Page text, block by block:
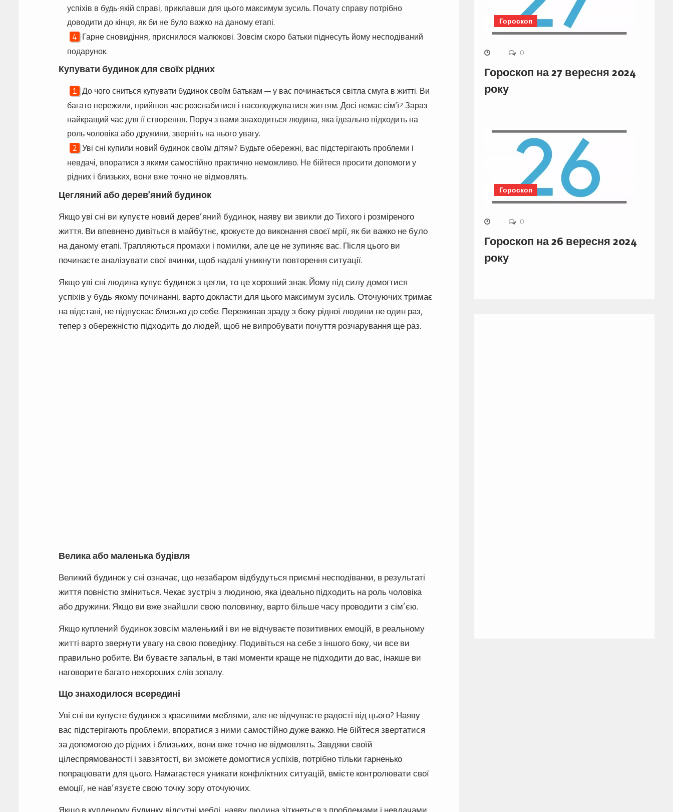
успіхів в будь-якій справі, приклавши для цього максимум зусиль. Почату справу потрібно
доводити до кінця, як би не було важко на даному етапі.
Гарне сновидіння, приснилося малюкові. Зовсім скоро батьки піднесуть йому несподіваний
подарунок.
Купувати будинок для своїх рідних
До чого сниться купувати будинок своїм батькам — у вас починається світла смуга в житті. Ви
багато пережили, прийшов час розслабитися і насолоджуватися життям. Досі немає сім’ї? Зараз
найкращий час для її створення. Поруч з вами знаходиться людина, яка ідеально підходить на
роль чоловіка або дружини, зверніть на нього увагу.
Уві сні купили новий будинок своїм дітям? Будьте обережні, вас підстерігають проблеми і
невдачі, впоратися з якими самостійно практично неможливо. Не бійтеся просити допомоги у
рідних і близьких, вони вже точно не відмовлять.
Цегляний або дерев’яний будинок
Якщо уві сні ви купуєте новий дерев’яний будинок, наяву ви звикли до Тихого і розміреного
життя. Ви впевнено дивіться в майбутнє, крокуєте до виконання своєї мрії, як би важко не було
на даному етапі. Трапляються промахи і помилки, але це не зупиняє вас. Після цього ви
починаєте аналізувати свої вчинки, щоб надалі уникнути повторення ситуації.
Якщо уві сні людина купує будинок з цегли, то це хороший знак. Йому під силу домогтися
успіхів у будь-якому починанні, варто докласти для цього максимум зусиль. Оточуючих тримає
на відстані, не підпускає близько до себе. Переживав зраду з боку рідної людини не один раз,
тепер з обережністю підходить до людей, щоб не випробувати почуття розчарування ще раз.
Велика або маленька будівля
Великий будинок у сні означає, що незабаром відбудуться приємні несподіванки, в результаті
життя повністю зміниться. Чекає зустріч з людиною, яка ідеально підходить на роль чоловіка
або дружини. Якщо ви вже знайшли свою половинку, варто більше часу проводити з сім’єю.
Якщо куплений будинок зовсім маленький і ви не відчуваєте позитивних емоцій, в реальному
житті варто звернути увагу на свою поведінку. Подивіться на себе з іншого боку, чи все ви
правильно робите. Ви буваєте запальні, в такі моменти краще не підходити до вас, інакше ви
наговорите багато нехороших слів зопалу.
Що знаходилося всередині
Уві сні ви купуєте будинок з красивими меблями, але не відчуваєте радості від цього? Наяву
вас підстерігають проблеми, впоратися з ними самостійно дуже важко. Не бійтеся звертатися
за допомогою до рідних і близьких, вони вже точно не відмовлять. Завдяки своїй
цілеспрямованості і завзятості, ви зможете домогтися успіхів, потрібно тільки гарненько
попрацювати для цього. Намагаєтеся уникати конфліктних ситуацій, вмієте контролювати свої
емоції, не нав’язуєте свою точку зору оточуючих.
Якщо в купленому будинку відсутні меблі, наяву людина зіткнеться з проблемами і невдачами,
Гороскоп
0
Гороскоп на 27 вересня 2024
року
Гороскоп
0
Гороскоп на 26 вересня 2024
року